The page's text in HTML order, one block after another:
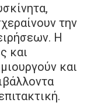
την
Η
και
και